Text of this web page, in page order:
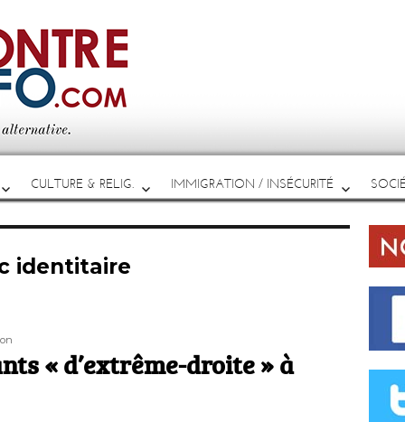
CULTURE & RELIG. IMMIGRATION / INSÉCURITÉ
identitaire
« d’extrême-droite » à